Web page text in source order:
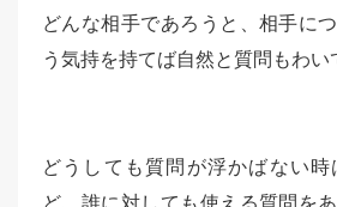
どんな相手であろうと、相手に
う気持を持てば自然と質問もわい
どうしても質問が浮かばない
ど、誰に対しても使える質問を